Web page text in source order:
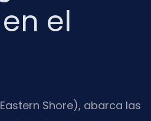
el
Shore), abarca las